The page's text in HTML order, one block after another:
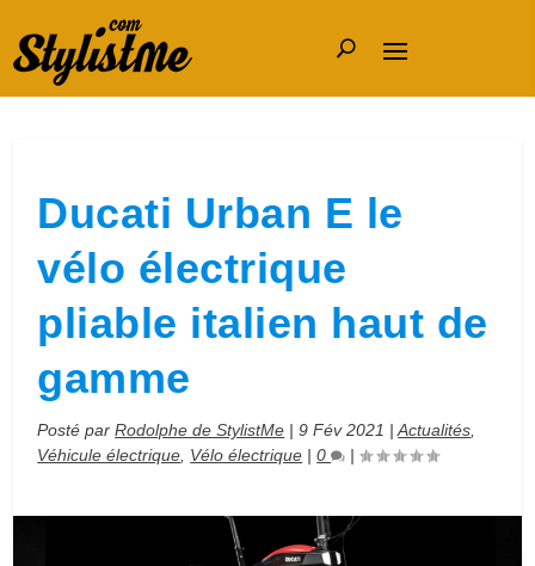
Ducati Urban E le
vélo électrique
pliable italien haut de
gamme
Posté parRodolphe de StylistMe |9 Fév 2021 |Actualités
Véhicule électrique Vélo électrique |0 |